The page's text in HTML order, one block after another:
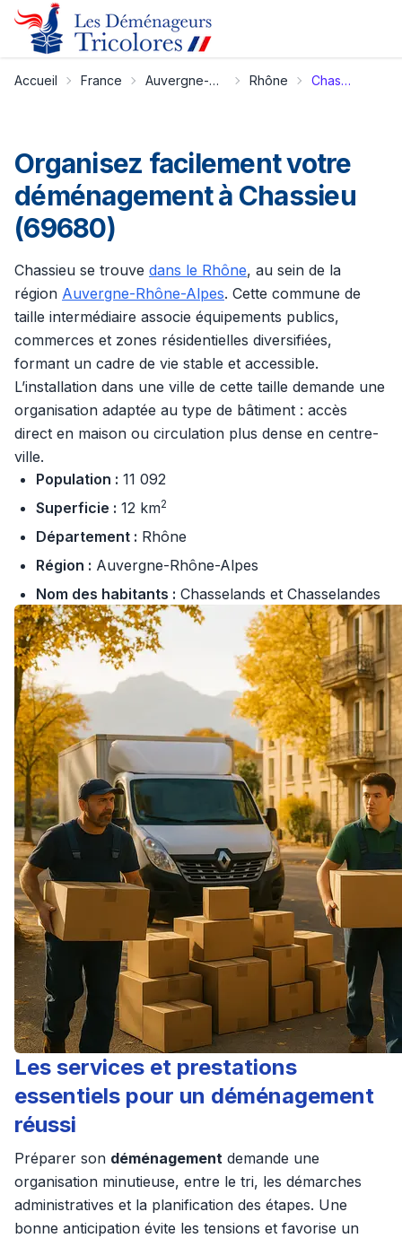
Accueil France Auvergne-Rhône-Alpes Rhône Chassieu
Organisez facilement votre
déménagement à Chassieu
(69680)
Chassieu se trouve dans le Rhône, au sein de la
région Auvergne-Rhône-Alpes. Cette commune de
taille intermédiaire associe équipements publics,
commerces et zones résidentielles diversifiées,
formant un cadre de vie stable et accessible.
L’installation dans une ville de cette taille demande une
organisation adaptée au type de bâtiment : accès
direct en maison ou circulation plus dense en centre-
ville.
Population : 11 092
Superficie : 12 km2
Département : Rhône
Région : Auvergne-Rhône-Alpes
Nom des habitants : Chasselands et Chasselandes
Les services et prestations
essentiels pour un déménagement
réussi
Préparer son déménagement demande une
organisation minutieuse, entre le tri, les démarches
administratives et la planification des étapes. Une
bonne anticipation évite les tensions et favorise un